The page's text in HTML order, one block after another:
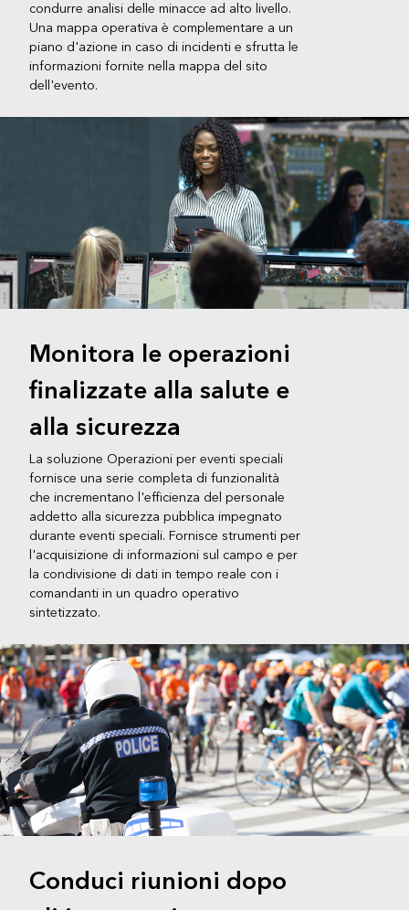
condurre analisi delle minacce ad alto livello.
Una mappa operativa è complementare a un
piano d'azione in caso di incidenti e sfrutta le
informazioni fornite nella mappa del sito
dell'evento.
Monitora le operazioni
finalizzate alla salute e
alla sicurezza
La soluzione Operazioni per eventi speciali
fornisce una serie completa di funzionalità
che incrementano l'efficienza del personale
addetto alla sicurezza pubblica impegnato
durante eventi speciali. Fornisce strumenti per
l'acquisizione di informazioni sul campo e per
la condivisione di dati in tempo reale con i
comandanti in un quadro operativo
sintetizzato.
Conduci riunioni dopo